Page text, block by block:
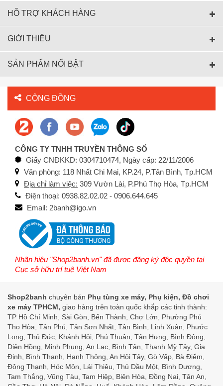
HỖ TRỢ KHÁCH HÀNG
GIỚI THIỆU
SẢN PHẨM NỔI BẬT
CỘNG ĐỒNG
CÔNG TY TNHH TRUYỀN THÔNG SỐ
Giấy CNĐKKD: 0304710474, Ngày cấp: 22/11/2006
Văn phòng: 118 Nhất Chi Mai, KP.24, P.Tân Bình, Tp.HCM
Địa chỉ làm việc: 309 Vườn Lài, P.Phú Thọ Hòa, Tp.HCM
Điện thoại: 0938.82.02.02 - 0906.644.645
Email: 2banh@igo.vn
Nhãn hiệu "Shop2banh.vn" đã được đăng ký độc quyền tại
Cục sở hữu trí tuệ Việt Nam
Shop2banh chuyên bán Phụ tùng xe máy, Phụ kiện, Đồ chơi
xe máy TPHCM, giao hàng trên toàn quốc khắp các tỉnh thành:
TP Hồ Chí Minh, Sài Gòn, Bến Thành, Chợ Lớn, Phường Phú
Thọ Hòa, Tân Phú, Tân Sơn Nhất, Tân Bình, Linh Xuân, Phước
Long, Thủ Đức, Khánh Hội, Phú Thuận, Tân Hưng, Bình Đông,
Diên Hồng, Minh Phụng, An Lạc, Bình Tân, Thạnh Mỹ Tây, Gia
Định, Bình Thạnh, Hạnh Thông, An Hội Tây, Gò Vấp, Bà Điểm,
Đông Thạnh, Hóc Môn, Lái Thiêu, Thủ Dầu Một, Bình Dương,
Tam Thắng, Vũng Tàu, Tam Hiệp, Biên Hòa, Đồng Nai, Tân An,